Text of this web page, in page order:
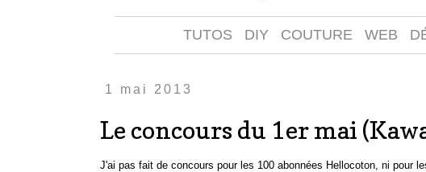
TUTOS DIY COUTURE WEB
1 mai 2013
Le concours du 1er mai
J'ai pas fait de concours pour les 100 abonnées Hellocoton, ni pour